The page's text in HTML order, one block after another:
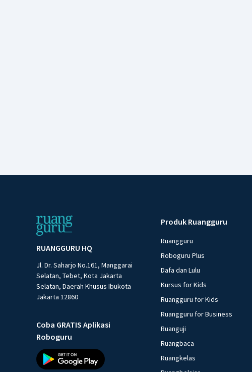
RUANGGURU HQ
Jl. Dr. Saharjo No.161, Manggarai
Selatan, Tebet, Kota Jakarta
Selatan, Daerah Khusus Ibukota
Jakarta 12860
Coba GRATIS Aplikasi
Roboguru
Produk Ruangguru
Ruangguru
Roboguru Plus
Dafa dan Lulu
Kursus for Kids
Ruangguru for Kids
Ruangguru for Business
Ruanguji
Ruangbaca
Ruangkelas